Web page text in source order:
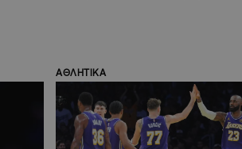
ΑΘΛΗΤΙΚΑ